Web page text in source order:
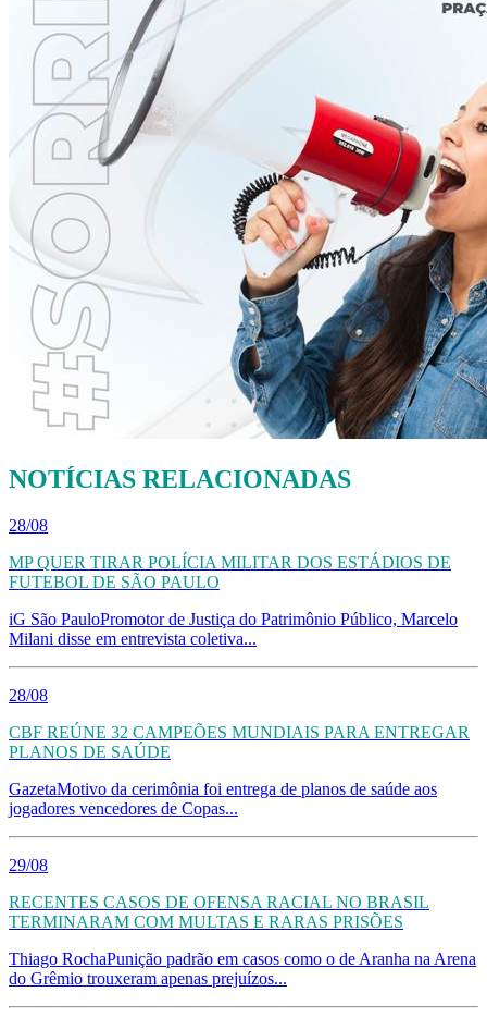
NOTÍCIAS RELACIONADAS
28/08
MP QUER TIRAR POLÍCIA MILITAR DOS ESTÁDIOS DE
FUTEBOL DE SÃO PAULO
iG São PauloPromotor de Justiça do Patrimônio Público, Marcelo
Milani disse em entrevista coletiva...
28/08
CBF REÚNE 32 CAMPEÕES MUNDIAIS PARA ENTREGAR
PLANOS DE SAÚDE
GazetaMotivo da cerimônia foi entrega de planos de saúde aos
jogadores vencedores de Copas...
29/08
RECENTES CASOS DE OFENSA RACIAL NO BRASIL
TERMINARAM COM MULTAS E RARAS PRISÕES
Thiago RochaPunição padrão em casos como o de Aranha na Arena
do Grêmio trouxeram apenas prejuízos...